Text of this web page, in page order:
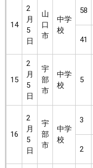
14
2
月
5
日
山
口
市
中学
校
58
41
15
2
月
5
日
宇
部
市
中学
校
5
16
2
月
5
日
宇
部
市
中学
校
3
2